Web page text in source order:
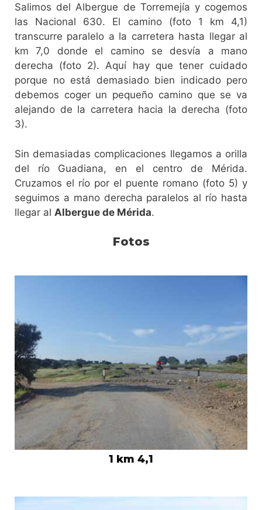
Salimos del Albergue de Torremejía y cogemos
las Nacional 630. El camino (foto 1 km 4,1)
transcurre paralelo a la carretera hasta llegar al
km 7,0 donde el camino se desvía a mano
derecha (foto 2). Aquí hay que tener cuidado
porque no está demasiado bien indicado pero
debemos coger un pequeño camino que se va
alejando de la carretera hacia la derecha (foto
3).
Sin demasiadas complicaciones llegamos a orilla
del río Guadiana, en el centro de Mérida.
Cruzamos el río por el puente romano (foto 5) y
seguimos a mano derecha paralelos al río hasta
llegar al Albergue de Mérida.
Fotos
1 km 4,1